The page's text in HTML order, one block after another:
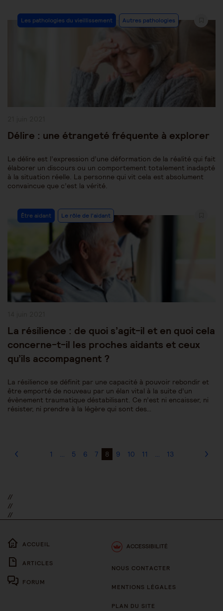
Post
Category:
Les pathologies du vieillissement Autres pathologies
Délire : une étrangeté fréquente à explorer
Le délire est l’expression d’une déformation de la réalité qui fait
élaborer un discours ou un comportement totalement inadapté
à la situation réelle. La personne qui vit cela est absolument
convaincue que c’est la vérité.
Post
Category:
Être aidant Le rôle de l'aidant
La résilience : de quoi s’agit-il et en quoi cela
concerne-t-il les proches aidants et ceux
qu’ils accompagnent ?
La résilience se définit par une capacité à pouvoir rebondir et
être emporté de nouveau par un élan vital à la suite d’un
évènement traumatique déstabilisant. Ce n’est ni encaisser, ni
résister, ni prendre à la légère qui sont des…
1 … 5 6 7 8 9 10 11 … 13
//
//
//
ACCUEIL
ARTICLES
FORUM
ACCESSIBILITÉ
NOUS CONTACTER
MENTIONS LÉGALES
PLAN DU SITE